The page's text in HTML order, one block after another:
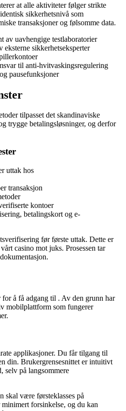
at alle aktiviteter følger strikte
sikkerhetsnivå som
transaksjoner og følsomme data.
av uavhengige testlaboratorier
sikkerhetseksperter
til anti-hvitvaskingsregulering
pausefunksjoner
tilpasset det skandinaviske
trygge betalingsløsninger, og derfor
uttak hos
transaksjon
kontoer
betalingskort og e-
før første uttak. Dette er
casino mot juks. Prosessen tar
å få adgang til . Av den grunn har
mobilplattform som fungerer
applikasjoner. Du får tilgang til
din. Brukergrensesnittet er intuitivt
selv på langsommere
skal være førsteklasses på
forsinkelse, og du kan